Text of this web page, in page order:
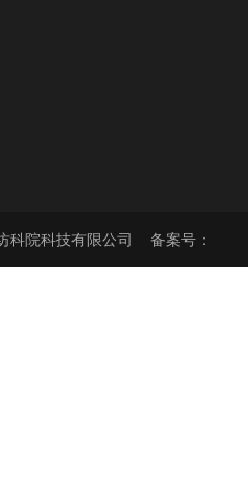
科院科技有限公司 备案号：